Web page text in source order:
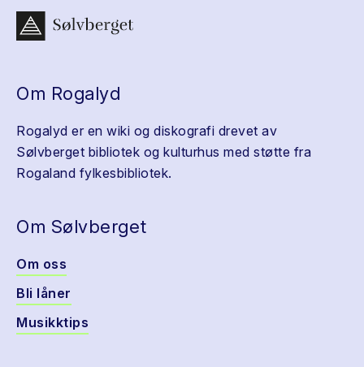
Om Rogalyd
Rogalyd er en wiki og diskografi drevet av
Sølvberget bibliotek og kulturhus med støtte fra
Rogaland fylkesbibliotek.
Om Sølvberget
Om oss
Bli låner
Musikktips